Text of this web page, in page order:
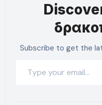
Subscribe to get the